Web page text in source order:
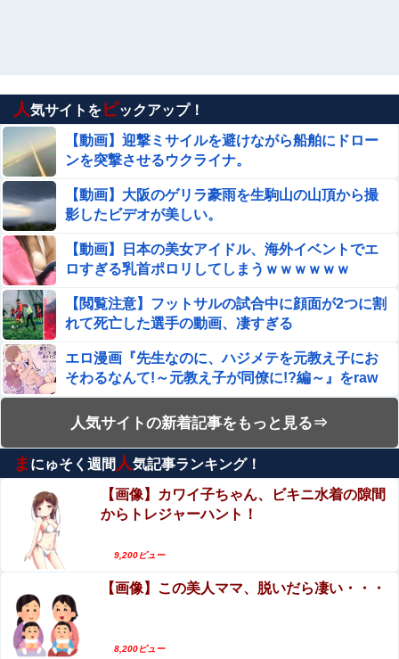
うｗｗｗｗｗｗｗｗｗ
【悲報】 今時『紙タバコ』吸ってるやつｗｗｗｗｗｗｗｗ
【仰天】 石破茂さん、自民若手に舐めてかかった結果「全
てを失うｗｗｗｗｗ」
【動画】 美人女優さん、映画でマ○コのビラビラまでめく
らせてしまうｗｗｗｗｗｗ
【画像】 新潟で1番並ぶラーメン屋に来たでｗｗｗｗｗｗ
ｗｗ
激震地の熊本県氷川町に共産党、社民党、立憲民政党等の
左派の救援は影すら見えず。住民苦言
【画像】女さん「貧乳だから男水着で市民プールいったら
周りがコソコソしだしてやばいwwwwwwww」5万いいね
浅田春奈アナ、サマーリブニットお●ぱい！横乳の膨らみ
タマランわ
【ハメ撮り】この小学生のママ（35歳）なら土下座してで
もヤリたい
「自分にとってはプレハブ以下の地獄なんだけど」と某大
手メーカーの横浜本社にツッコミ殺到、オシャレなオフィ
スに特化してしまった結果……他
まんさん「女性の膣は男性器を挿入するものではありませ
ん」
人気サイトをピックアップ！
【動画】迎撃ミサイルを避けながら船舶にドロー
ンを突撃させるウクライナ。
【動画】大阪のゲリラ豪雨を生駒山の山頂から撮
影したビデオが美しい。
【動画】日本の美女アイドル、海外イベントでエ
ロすぎる乳首ポロリしてしまうｗｗｗｗｗｗ
【閲覧注意】フットサルの試合中に顔面が2つに割
れて死亡した選手の動画、凄すぎる
エロ漫画『先生なのに、ハジメテを元教え子にお
そわるなんて!～元教え子が同僚に!?編～』をraw
やhitomiを使わずに無料で読む方法│エデンの林
檎/中条亮
【動画】ゴルフ中の嵐を撮影していた男性が雷に
打たれる事故。
【画像】山之内すず、おっぱいが聳え立つｗｗｗ
ｗｗｗｗｗ
【ハメ撮り】この小学生のママ（35歳）なら土下
甘々筆おろし』をrawやhitomiを使わずに無料で読
む方法│三毛猫飯店
【第5弾】FANZA「50％OFFキャンペーン」開
催！人気の最新作・AVデビュー作品、VR作品が
人気サイトの新着記事をもっと見る⇒
ま にゅそく週間 人気記事ランキング！
【画像】カワイ子ちゃん、ビキニ水着の隙間
からトレジャーハント！
9,200ビュー
【画像】この美人ママ、脱いだら凄い・・・
8,200ビュー